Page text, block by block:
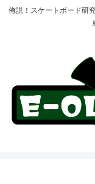
俺説！スケートボード研